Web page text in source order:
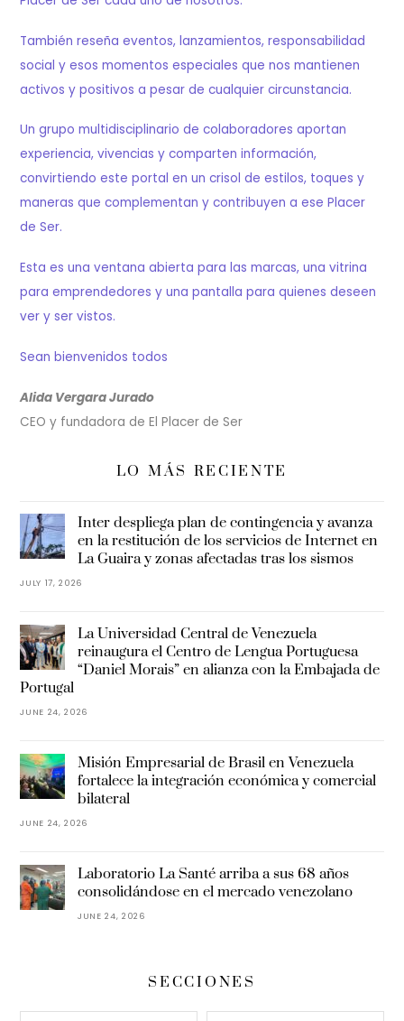
También reseña eventos, lanzamientos, responsabilidad
social y esos momentos especiales que nos mantienen
activos y positivos a pesar de cualquier circunstancia.
Un grupo multidisciplinario de colaboradores aportan
experiencia, vivencias y comparten información,
convirtiendo este portal en un crisol de estilos, toques y
maneras que complementan y contribuyen a ese Placer
de Ser.
Esta es una ventana abierta para las marcas, una vitrina
para emprendedores y una pantalla para quienes deseen
ver y ser vistos.
Sean bienvenidos todos
Alida Vergara Jurado
CEO y fundadora de El Placer de Ser
LO MÁS RECIENTE
Inter despliega plan de contingencia y avanza
en la restitución de los servicios de Internet en
La Guaira y zonas afectadas tras los sismos
JULY 17, 2026
La Universidad Central de Venezuela
reinaugura el Centro de Lengua Portuguesa
“Daniel Morais” en alianza con la Embajada de
Portugal
JUNE 24, 2026
Misión Empresarial de Brasil en Venezuela
fortalece la integración económica y comercial
bilateral
JUNE 24, 2026
Laboratorio La Santé arriba a sus 68 años
consolidándose en el mercado venezolano
JUNE 24, 2026
SECCIONES